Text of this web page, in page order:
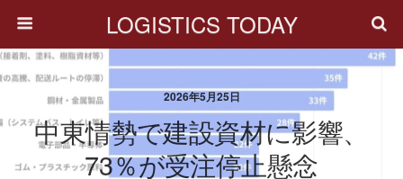
LOGISTICS TODAY
2026年5月25日
中東情勢で建設資材に影響、
73％が受注停止懸念